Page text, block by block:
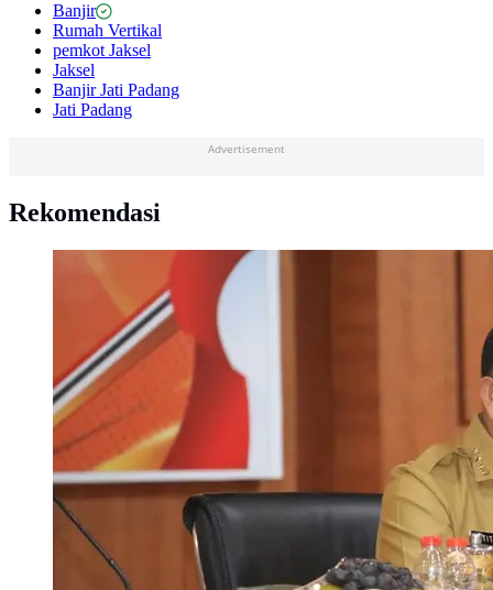
Banjir
Rumah Vertikal
pemkot Jaksel
Jaksel
Banjir Jati Padang
Jati Padang
Advertisement
Rekomendasi